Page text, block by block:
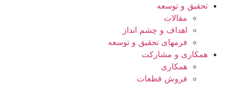
تحقيق و توسعه
مقالات
اهداف و چشم انداز
فرمهای تحقیق و توسعه
همکاری و مشارکت
همکاری
فروش قطعات